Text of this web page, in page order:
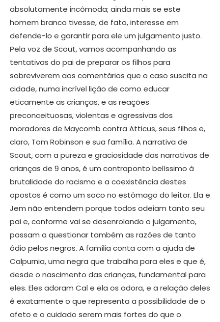
absolutamente incômoda; ainda mais se este
homem branco tivesse, de fato, interesse em
defende-lo e garantir para ele um julgamento justo.
Pela voz de Scout, vamos acompanhando as
tentativas do pai de preparar os filhos para
sobreviverem aos comentários que o caso suscita na
cidade, numa incrível lição de como educar
eticamente as crianças, e as reações
preconceituosas, violentas e agressivas dos
moradores de Maycomb contra Atticus, seus filhos e,
claro, Tom Robinson e sua família. A narrativa de
Scout, com a pureza e graciosidade das narrativas de
crianças de 9 anos, é um contraponto belíssimo à
brutalidade do racismo e a coexistência destes
opostos é como um soco no estômago do leitor. Ela e
Jem não entendem porque todos odeiam tanto seu
pai e, conforme vai se desenrolando o julgamento,
passam a questionar também as razões de tanto
ódio pelos negros. A família conta com a ajuda de
Calpurnia, uma negra que trabalha para eles e que é,
desde o nascimento das crianças, fundamental para
eles. Eles adoram Cal e ela os adora, e a relação deles
é exatamente o que representa a possibilidade de o
afeto e o cuidado serem mais fortes do que o